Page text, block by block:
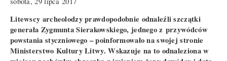
Litewscy archeolodzy prawdopodobnie odnaleźli szczątki
generała Zygmunta Sierakowskiego, jednego z przywódców
powstania styczniowego – poinformowało na swojej stronie
Ministerstwo Kultury Litwy. Wskazuje na to odnaleziona w